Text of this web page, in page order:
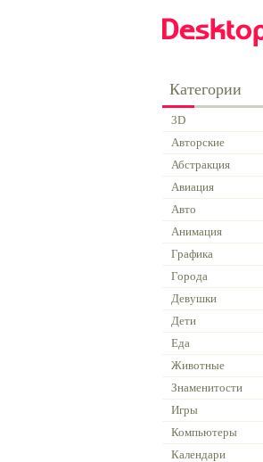
Категории
3D
Авторские
Абстракция
Авиация
Авто
Анимация
Графика
Города
Девушки
Дети
Еда
Животные
Знаменитости
Игры
Компьютеры
Календари